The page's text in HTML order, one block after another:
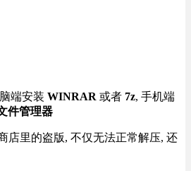
端安装 WINRAR 或者 7z, 手机端
件管理器
店里的盗版, 不仅无法正常解压, 还